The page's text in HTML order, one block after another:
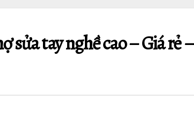
sửa tay nghề cao – Giá rẻ –